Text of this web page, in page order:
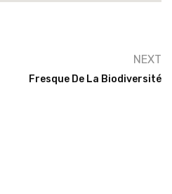
NEXT
Fresque De La Biodiversité